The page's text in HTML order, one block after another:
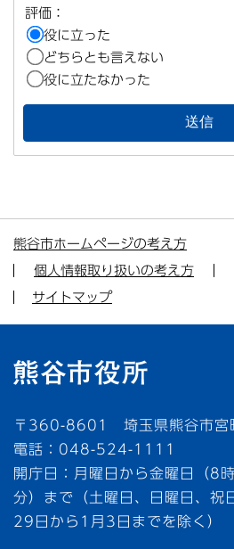
評価：
役に立った
どちらとも言えない
役に立たなかった
熊谷市ホームページの考え方
個人情報取り扱いの考え方
サイトマップ
〒360-8601 埼玉県熊谷市宮
電話：048-524-1111
開庁日：月曜日から金曜日（8
分）まで（土曜日、日曜日、祝
29日から1月3日までを除く）